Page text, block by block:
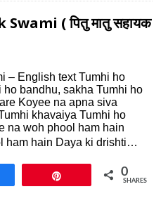
( पितु मातु सहायक
– English text Tumhi ho
ho bandhu, sakha Tumhi ho
Koyee na apna siva
khavaiya Tumhi ho
woh phool ham hain
ham hain Daya ki drishti…
0
SHARES